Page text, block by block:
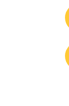
navigation